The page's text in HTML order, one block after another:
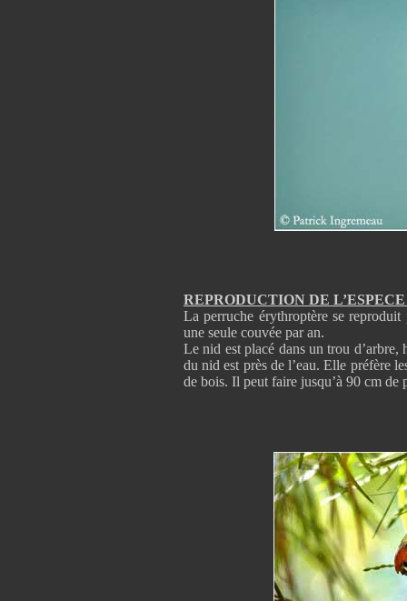
REPRODUCTION DE
La perruche érythroptère se
une seule couvée par an.
Le nid est placé dans un trou
du nid est près de l’eau. Elle préfère
de bois. Il peut faire jusqu’à 90 cm de